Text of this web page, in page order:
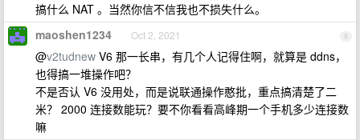
搞什么 NAT 。当然你信不信我也不损失什么。
8
maoshen1234 Oct 2, 2021
@v2tudnew V6 那一长串，有几个人记得住啊，就算是 ddns，
也得搞一堆操作吧？
不是否认 V6 没用处，而是说联通操作憨批，重点搞清楚了二
米？ 2000 连接数能玩？要不你看看高峰期一个手机多少连接数
嘛